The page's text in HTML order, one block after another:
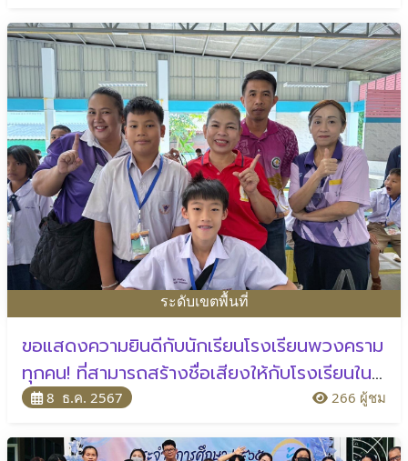
ระดับเขตพื้นที่
ขอแสดงความยินดีกับนักเรียนโรงเรียนพวงคราม
ทุกคน! ที่สามารถสร้างชื่อเสียงให้กับโรงเรียนใน
การแข่งขัน “ศิลปหัตถกรรมนักเรียน ครั้งที่ 72
8 ธ.ค. 2567 266 ผู้ชม